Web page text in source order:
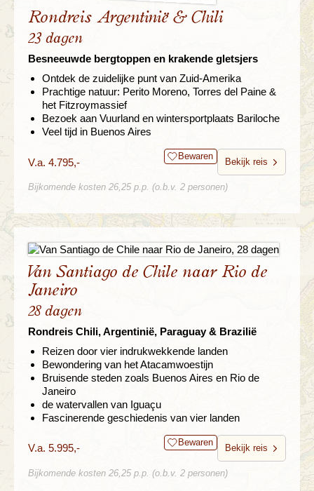
Rondreis Argentinië & Chili
23 dagen
Besneeuwde bergtoppen en krakende gletsjers
Ontdek de zuidelijke punt van Zuid-Amerika
Prachtige natuur: Perito Moreno, Torres del Paine &
het Fitzroymassief
Bezoek aan Vuurland en wintersportplaats Bariloche
Veel tijd in Buenos Aires
V.a. 4.795,- Bewaren
Bekijk reis
Bijkomende kosten 26,25 p.p. (o.b.v. 2 personen)
Van Santiago de Chile naar Rio de
Janeiro
28 dagen
Rondreis Chili, Argentinië, Paraguay & Brazilië
Reizen door vier indrukwekkende landen
Bewondering van het Atacamwoestijn
Bruisende steden zoals Buenos Aires en Rio de
Janeiro
de watervallen van Iguaçu
Fascinerende geschiedenis van vier landen
V.a. 5.995,- Bewaren
Bekijk reis
Bijkomende kosten 26,25 p.p. (o.b.v. 2 personen)